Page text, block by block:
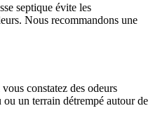
septique évite les
Nous recommandons une
constatez des odeurs
ou un terrain détrempé autour de